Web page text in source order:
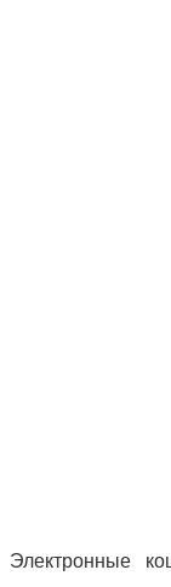
Электронные